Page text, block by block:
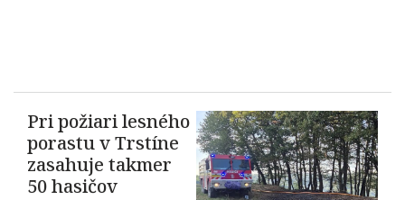
Pri požiari lesného
porastu v Trstíne
zasahuje takmer
50 hasičov